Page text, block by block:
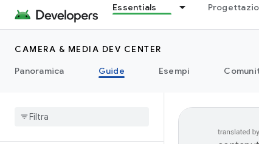
Essentials
CAMERA & MEDIA DEV CENTER
Panoramica
Guide Esempi